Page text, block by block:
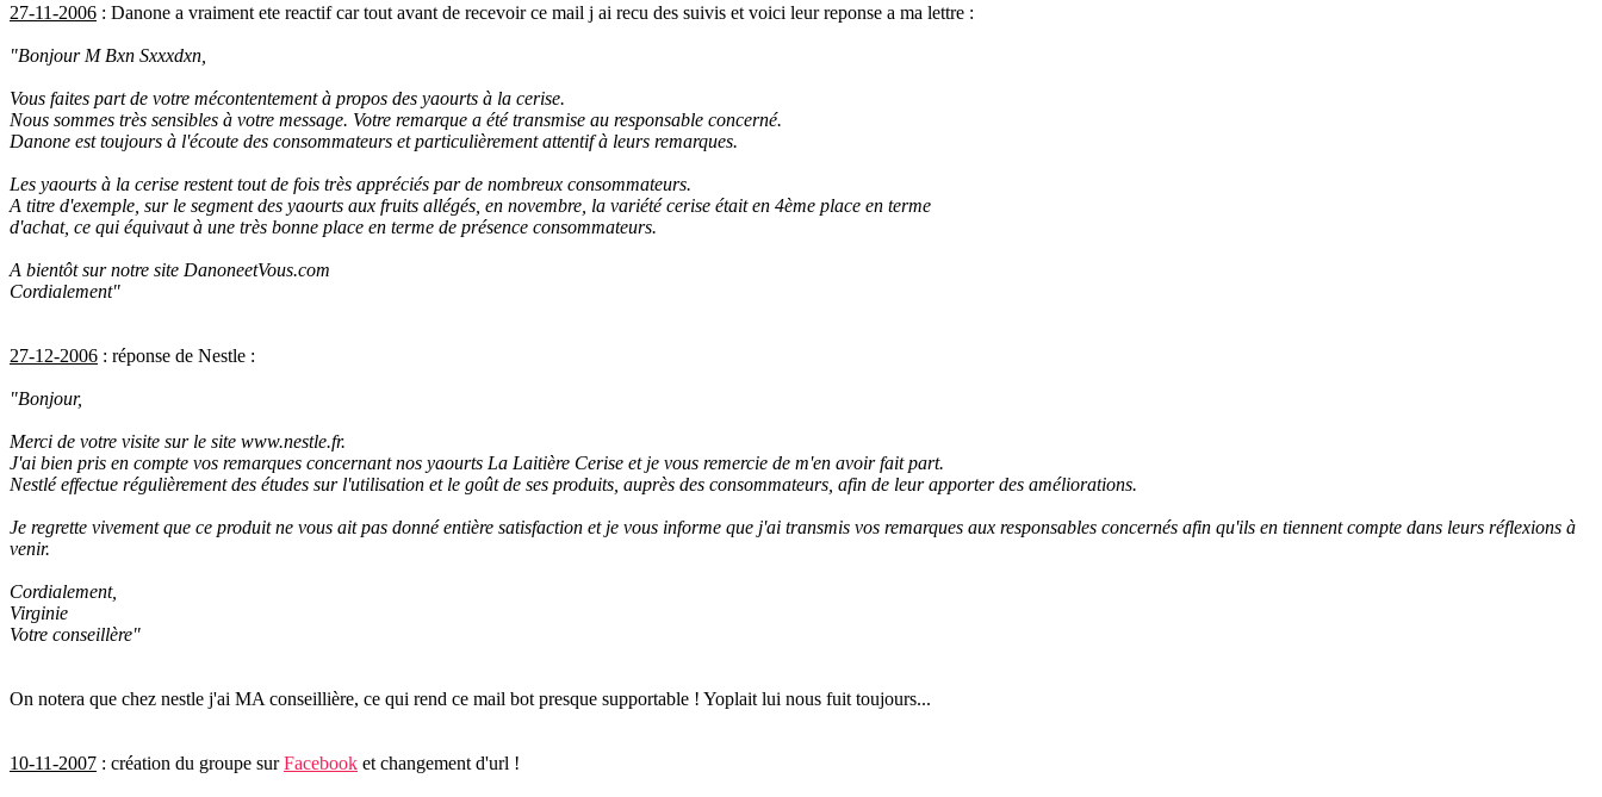
27-11-2006 : Danone a vraiment ete reactif car tout avant de recevoir ce mail j ai recu des suivis et voici leur reponse a ma lettre :
"Bonjour M Bxn Sxxxdxn,
Vous faites part de votre mécontentement à propos des yaourts à la cerise.
Nous sommes très sensibles à votre message. Votre remarque a été transmise au responsable concerné.
Danone est toujours à l'écoute des consommateurs et particulièrement attentif à leurs remarques.
Les yaourts à la cerise restent tout de fois très appréciés par de nombreux consommateurs.
A titre d'exemple, sur le segment des yaourts aux fruits allégés, en novembre, la variété cerise était en 4ème place en terme
d'achat, ce qui équivaut à une très bonne place en terme de présence consommateurs.
A bientôt sur notre site DanoneetVous.com
Cordialement"
27-12-2006 : réponse de Nestle :
"Bonjour,
Merci de votre visite sur le site www.nestle.fr.
J'ai bien pris en compte vos remarques concernant nos yaourts La Laitière Cerise et je vous remercie de m'en avoir fait part.
Nestlé effectue régulièrement des études sur l'utilisation et le goût de ses produits, auprès des consommateurs, afin de leur apporter des améliorations.
Je regrette vivement que ce produit ne vous ait pas donné entière satisfaction et je vous informe que j'ai transmis vos remarques aux responsables concernés afin qu'ils en tiennent compte dans leurs réflexions à
venir.
Cordialement,
Virginie
Votre conseillère"
On notera que chez nestle j'ai MA conseillière, ce qui rend ce mail bot presque supportable ! Yoplait lui nous fuit toujours...
10-11-2007 : création du groupe surFacebook et changement d'url !